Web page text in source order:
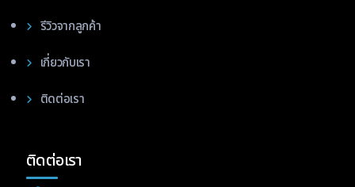
รีวิวจากลูกค้า
เกี่ยวกับเรา
ติดต่อเรา
ติดต่อเรา